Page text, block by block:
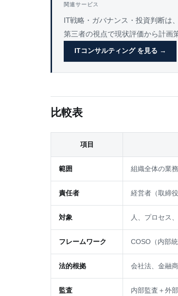
関連サービス
IT戦略・ガバナンス・投資判断は
第三者の視点で現状評価から計画
ITコンサルティング を見る →
比較表
項目
範囲 組織全体の業
責任者 経営者（取締役
対象 人、プロセス
フレームワーク COSO（内部
法的根拠 会社法、金融
監査 内部監査＋外